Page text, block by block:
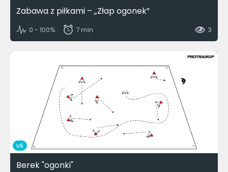
Zabawa z piłkami – „Złap ogonek”
0 - 100% 7 min 3
U6
Berek "ogonki"